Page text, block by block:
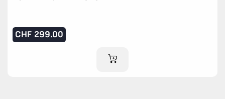
CHF 299.00
AJOUTER AU PANIER